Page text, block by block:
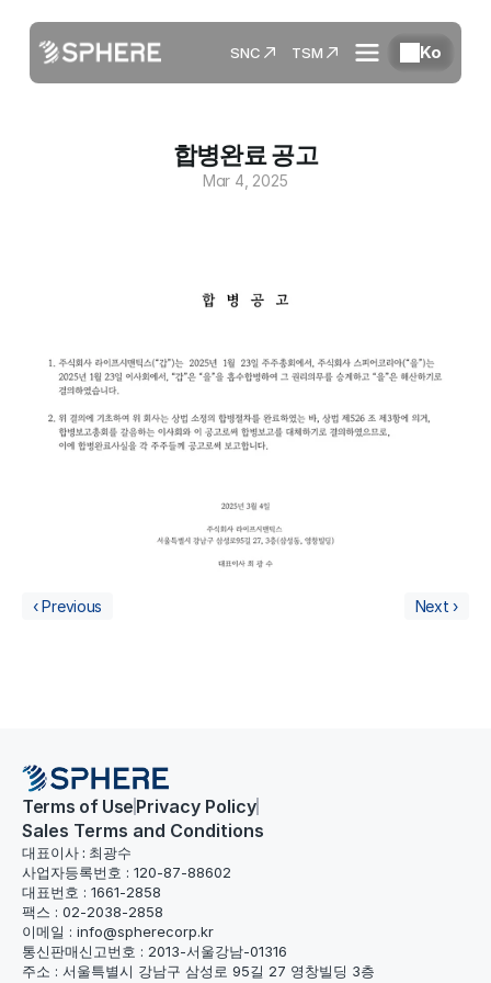
합병완료 공고
Mar 4, 2025
‹ Previous Next ›
Terms of Use Privacy Policy
Sales Terms and Conditions
대표이사 : 최광수
사업자등록번호 : 120-87-88602
대표번호 : 1661-2858
팩스 : 02-2038-2858
이메일 : info@spherecorp.kr
통신판매신고번호 : 2013-서울강남-01316
주소 : 서울특별시 강남구 삼성로 95길 27 영창빌딩 3층
SNC TSM Ko